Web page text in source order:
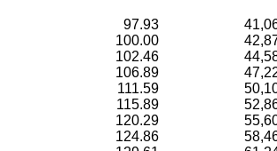
97.93
100.00
102.46
106.89
111.59
115.89
120.29
124.86